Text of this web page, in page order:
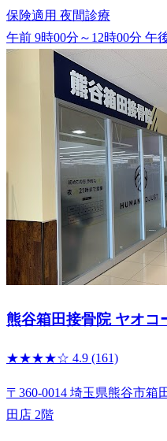
保険適用 夜間診療
午前 9時00分～12時00分 午
熊谷箱田接骨院 ヤオコ
★★★★☆ 4.9 (161)
〒360-0014 埼玉県熊谷市
田店 2階